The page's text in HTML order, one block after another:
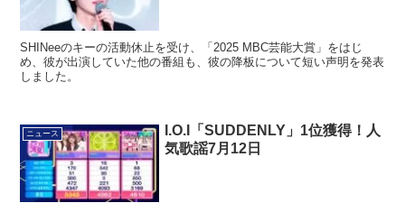
SHINeeのキーの活動休止を受け、「2025 MBC芸能大賞」をはじ
め、彼が出演していた他の番組も、彼の降板について短い声明を発表
しました。
ニュース
I.O.I「SUDDENLY」1位獲得！人
気歌謡7月12日